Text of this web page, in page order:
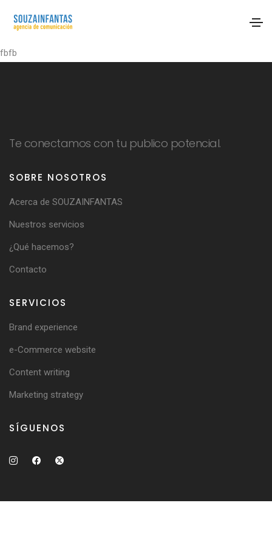
fbfb
Te conectamos con tu publico potencial.
SOBRE NOSOTROS
Acerca de SOUZAINFANTAS
Nuestros servicios
¿Qué hacemos?
Contacto
SERVICIOS
Brand experience
e-Commerce website
Content writing
Marketing strategy
SÍGUENOS